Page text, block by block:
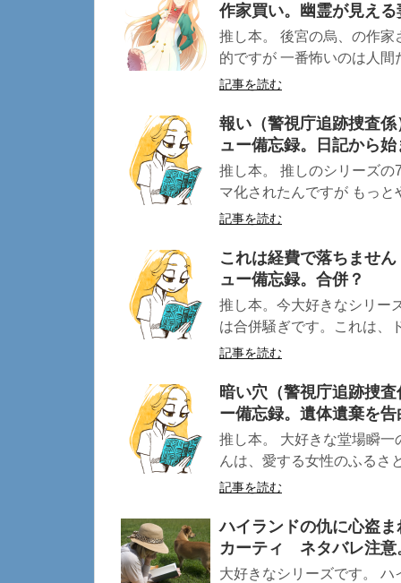
作家買い。幽霊が見え
推し本。 後宮の烏、の作
的ですが 一番怖いのは人間
記事を読む
報い（警視庁追跡捜査
ュー備忘録。日記から
推し本。 推しのシリーズ
マ化されたんですが もっと
記事を読む
これは経費で落ちませ
ュー備忘録。合併？
推し本。今大好きなシリー
は合併騒ぎです。これは、
記事を読む
暗い穴（警視庁追跡捜
ー備忘録。遺体遺棄を
推し本。 大好きな堂場瞬
んは、愛する女性のふるさ
記事を読む
ハイランドの仇に心盗
カーティ ネタバレ注意
大好きなシリーズです。